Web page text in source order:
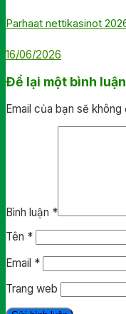
Parhaat nettikasinot
16/06/2026
Để lại một bình luận
Email của bạn sẽ
Bình luận *
Tên *
Email *
Trang web